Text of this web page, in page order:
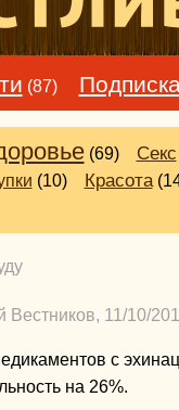
(87)
(69) Секс
(10) Красота
Вестников, 11/10/
с
на 26%.